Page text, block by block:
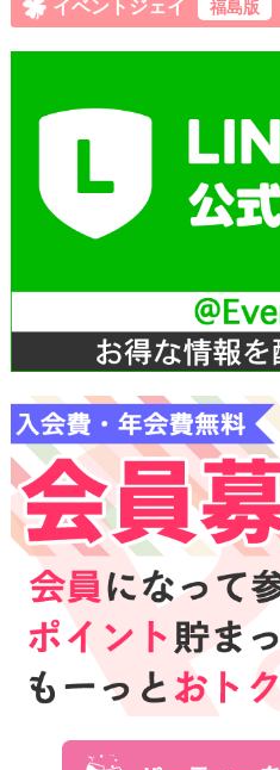
イベントジェイ 福島版